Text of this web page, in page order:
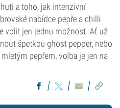
a toho, jak intenzivní
nabídce pepře a chilli
volit jen jednu možnost. Ať už
špetkou ghost pepper, nebo
pepřem, volba je jen na